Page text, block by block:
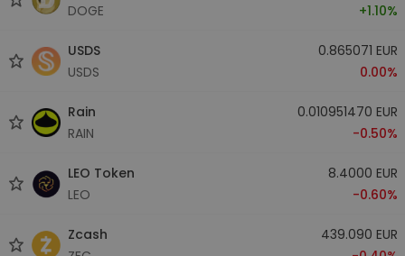
DOGE
+1.10%
USDS
USDS
0.865071 EUR
0.00%
Rain
RAIN
0.010951470 EUR
-0.50%
LEO Token
LEO
8.4000 EUR
-0.60%
Zcash
439.090 EUR